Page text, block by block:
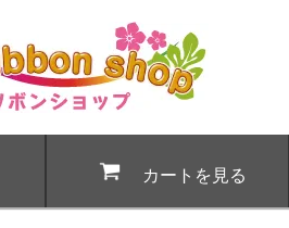
カートを見る